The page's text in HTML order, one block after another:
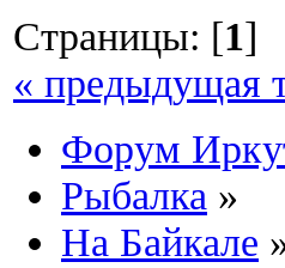
Страницы: [1]
« предыдущая
Форум
Рыбалка »
На Байкале